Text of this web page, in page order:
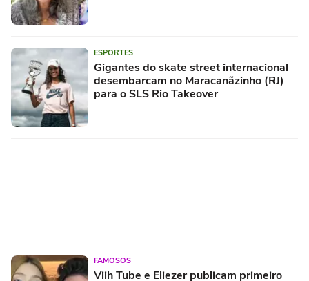
ESPORTES
Gigantes do skate street internacional
desembarcam no Maracanãzinho (RJ)
para o SLS Rio Takeover
FAMOSOS
Viih Tube e Eliezer publicam primeiro